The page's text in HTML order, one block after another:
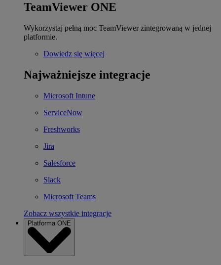
TeamViewer ONE
Wykorzystaj pełną moc TeamViewer zintegrowaną w jednej
platformie.
Dowiedz się więcej
Najważniejsze integracje
Microsoft Intune
ServiceNow
Freshworks
Jira
Salesforce
Slack
Microsoft Teams
Zobacz wszystkie integracje
Platforma ONE